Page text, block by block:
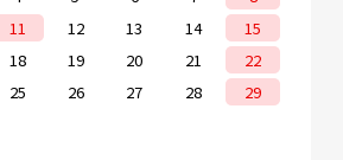
11 12 13 14
15
18 19 20 21
22
25 26 27 28
29